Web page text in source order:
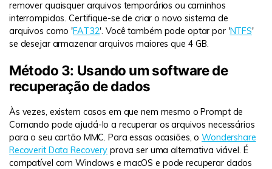
remover quaisquer arquivos temporários ou caminhos
interrompidos. Certifique-se de criar o novo sistema de
arquivos como 'FAT32'. Você também pode optar por 'NTFS'
se desejar armazenar arquivos maiores que 4 GB.
Método 3: Usando um software de
recuperação de dados
Às vezes, existem casos em que nem mesmo o Prompt de
Comando pode ajudá-lo a recuperar os arquivos necessários
para o seu cartão MMC. Para essas ocasiões, oWondershare
Recoverit Data Recovery prova ser uma alternativa viável. É
compatível com Windows e macOS e pode recuperar dados